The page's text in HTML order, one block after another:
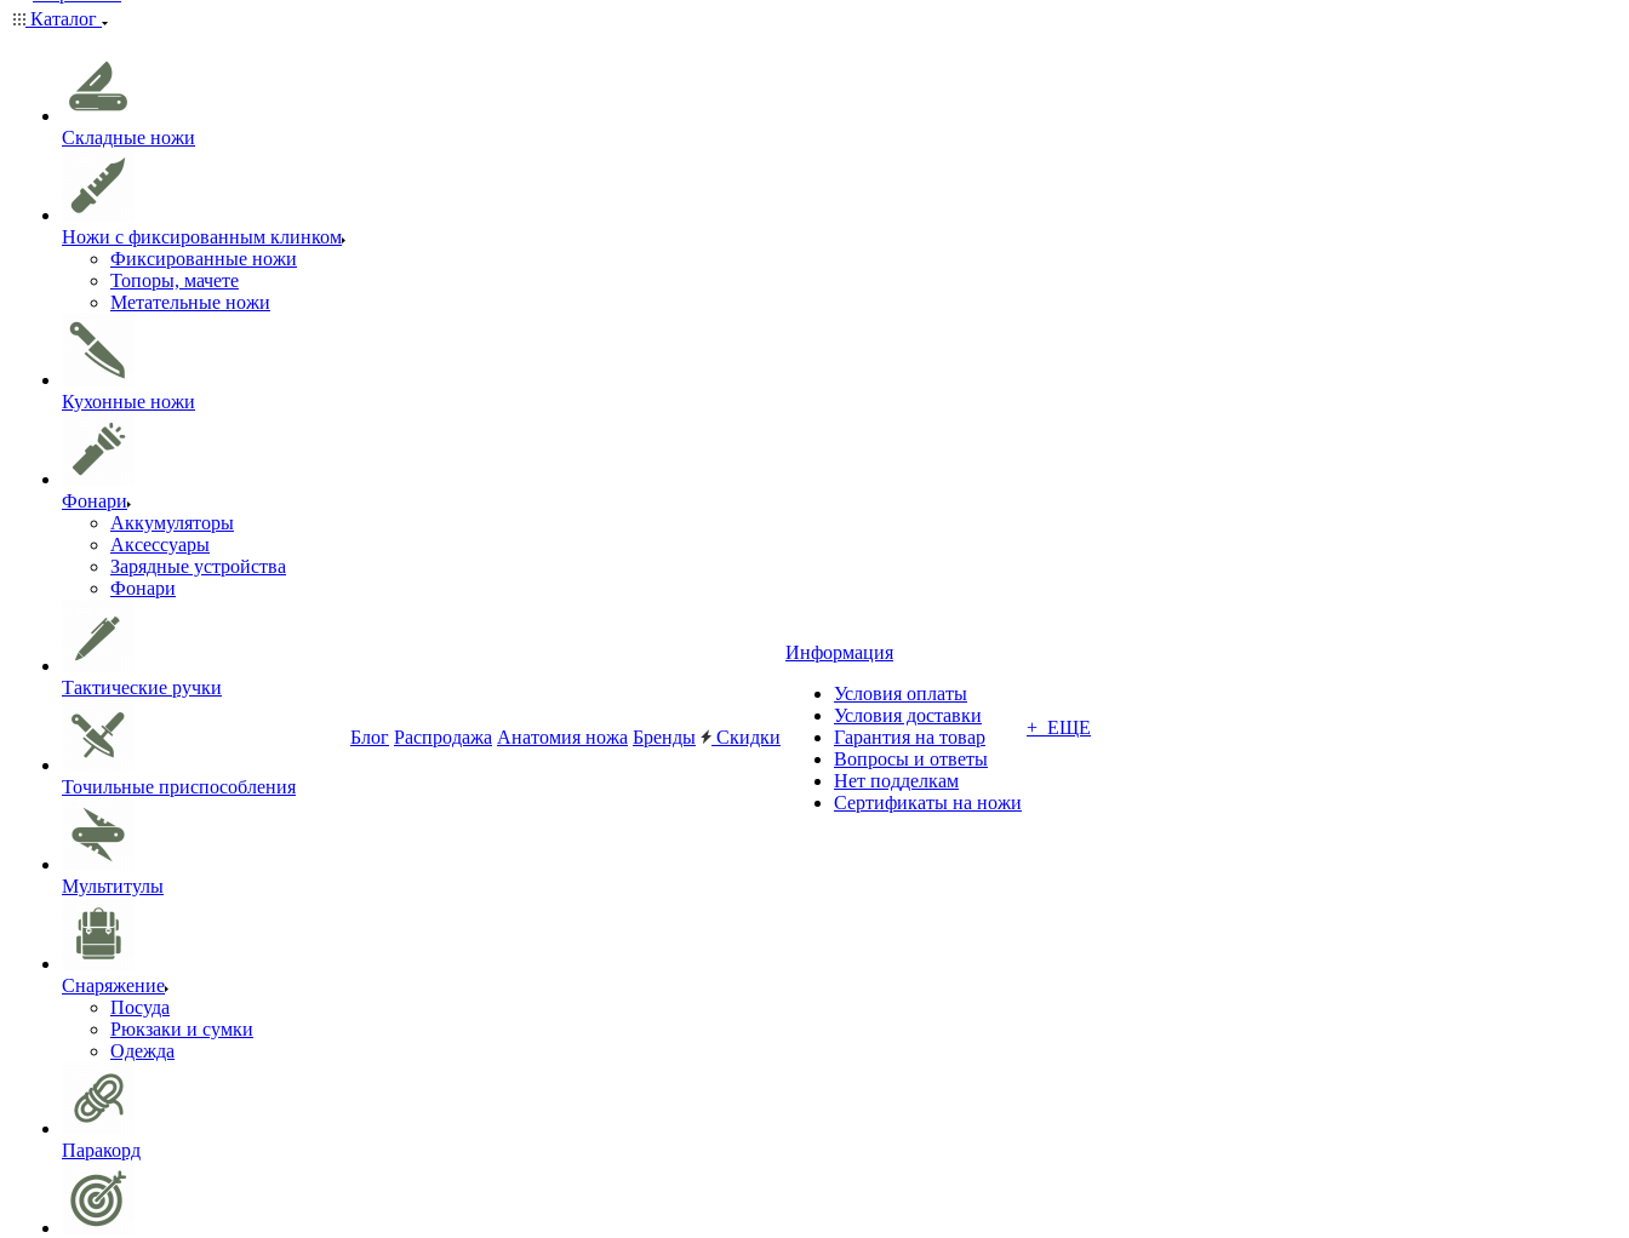
Каталог
Складные ножи
Ножи с фиксированным клинком
Фиксированные ножи
Топоры, мачете
Метательные ножи
Кухонные ножи
Фонари
Аккумуляторы
Аксессуары
Зарядные устройства
Фонари
Тактические ручки
Точильные приспособления
Мультитулы
Снаряжение
Посуда
Рюкзаки и сумки
Одежда
Паракорд
Блог Распродажа Анатомия ножа Бренды Скидки
Информация
Условия оплаты
Условия доставки
Гарантия на товар
Вопросы и ответы
Нет подделкам
Сертификаты на ножи
+ ЕЩЕ